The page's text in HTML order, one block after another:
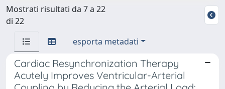
Mostrati risultati da 7 a 22
di 22
esporta metadati
Cardiac Resynchronization Therapy
Acutely Improves Ventricular-Arterial